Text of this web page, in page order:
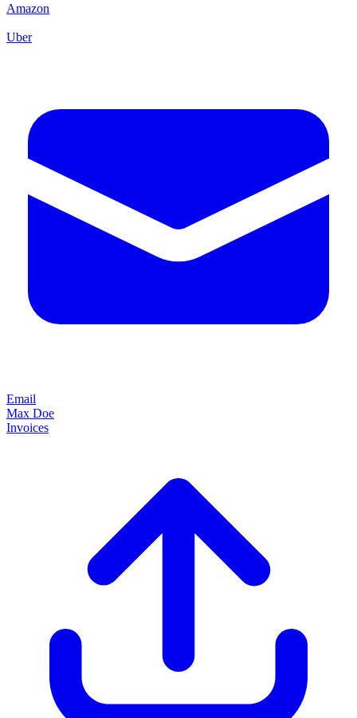
Amazon
Uber
Email
Max Doe
Invoices